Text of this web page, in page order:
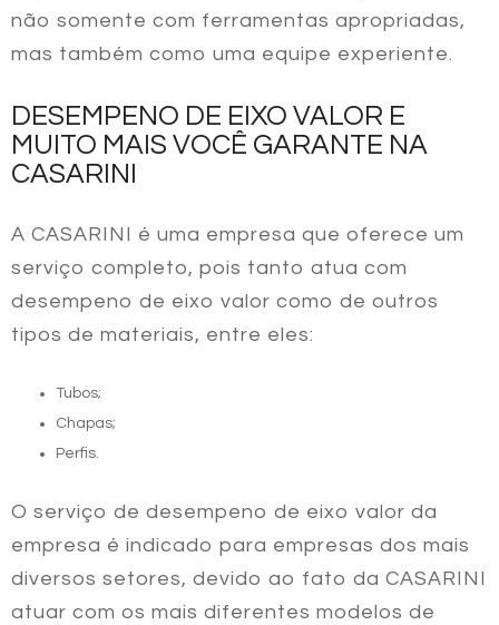
não somente com ferramentas apropriadas,
mas também como uma equipe experiente.
DESEMPENO DE EIXO VALOR E
MUITO MAIS VOCÊ GARANTE NA
CASARINI
A CASARINI é uma empresa que oferece um
serviço completo, pois tanto atua com
desempeno de eixo valor como de outros
tipos de materiais, entre eles:
Tubos;
Chapas;
Perfis.
O serviço de desempeno de eixo valor da
empresa é indicado para empresas dos mais
diversos setores, devido ao fato da CASARINI
atuar com os mais diferentes modelos de